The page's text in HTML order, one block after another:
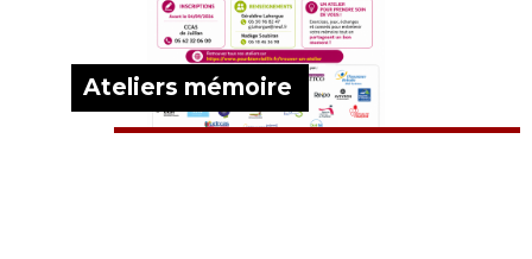
Ateliers mémoire